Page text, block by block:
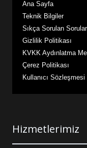
Ana Sayfa
Teknik Bilgiler
Sıkça Sorulan Sorular
Gizlilik Politikası
KVKK Aydınlatma
Çerez Politikası
Kullanıcı Sözleşmesi
Hizmetlerimiz